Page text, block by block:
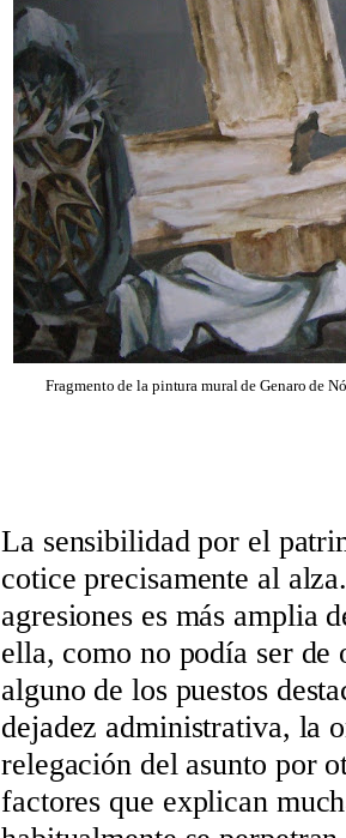
Fragmento de la pintura mural de Genaro de
La sensibilidad por el
cotice precisamente al
agresiones es más amplia
ella, como no podía ser
alguno de los puestos
dejadez administrativa, la
relegación del asunto por
factores que explican